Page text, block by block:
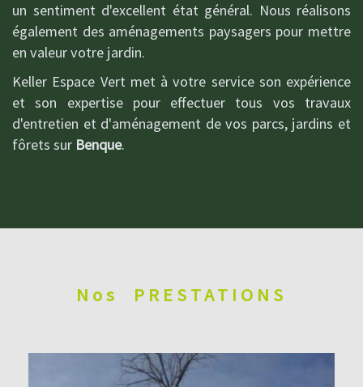
un sentiment d'excellent état général. Nous réalisons
également des aménagements paysagers pour mettre
en valeur votre jardin.
Keller Espace Vert met à votre service son expérience
et son expertise pour effectuer tous vos travaux
d'entretien et d'aménagement de vos parcs, jardins et
fôrets sur Benque.
Nos PRESTATIONS